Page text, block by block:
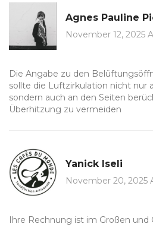
Agnes Pauline
November 12, 2025
Die Angabe zu den
sollte die Luftzirkulation nicht nur
sondern auch an den Seiten
Überhitzung zu vermeiden
Yanick Iseli
November 20, 2025
Ihre Rechnung ist im Großen und